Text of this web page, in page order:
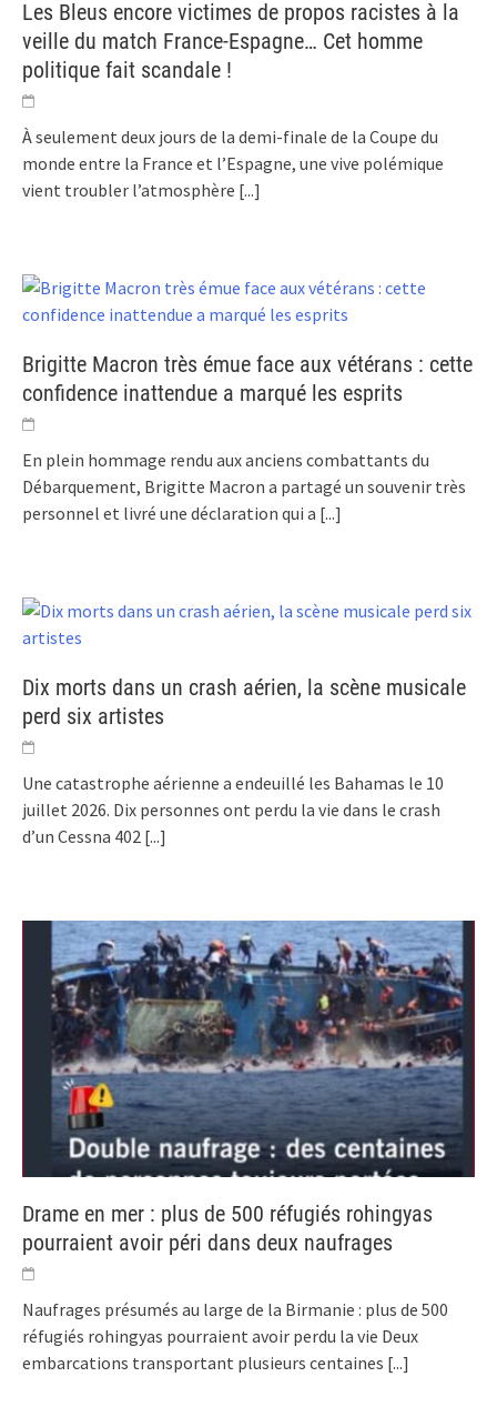
Les Bleus encore victimes de propos racistes à la
veille du match France-Espagne… Cet homme
politique fait scandale !
À seulement deux jours de la demi-finale de la Coupe du
monde entre la France et l’Espagne, une vive polémique
vient troubler l’atmosphère [...]
Brigitte Macron très émue face aux vétérans : cette
confidence inattendue a marqué les esprits
En plein hommage rendu aux anciens combattants du
Débarquement, Brigitte Macron a partagé un souvenir très
personnel et livré une déclaration qui a [...]
Dix morts dans un crash aérien, la scène musicale
perd six artistes
Une catastrophe aérienne a endeuillé les Bahamas le 10
juillet 2026. Dix personnes ont perdu la vie dans le crash
d’un Cessna 402 [...]
Drame en mer : plus de 500 réfugiés rohingyas
pourraient avoir péri dans deux naufrages
Naufrages présumés au large de la Birmanie : plus de 500
réfugiés rohingyas pourraient avoir perdu la vie Deux
embarcations transportant plusieurs centaines [...]